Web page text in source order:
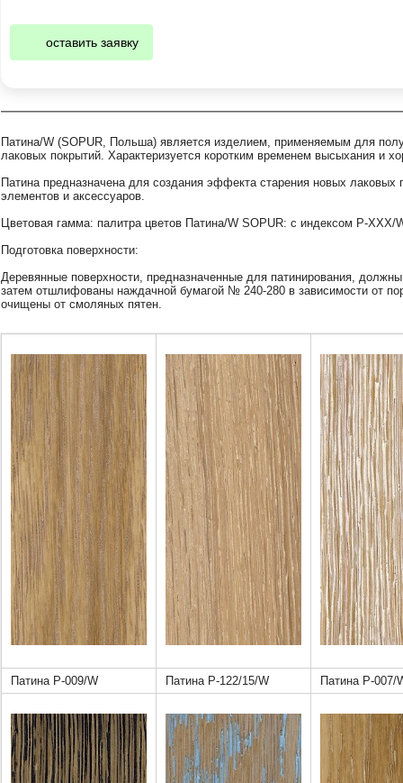
оставить заявку
Патина/W (SOPUR, Польша) является изделием, применяемым для
лаковых покрытий. Характеризуется коротким временем высыхания и
Патина предназначена для создания эффекта старения новых
элементов и аксессуаров.
Цветовая гамма: палитра цветов Патина/W SOPUR: с индексом P-ХХХ/
Подготовка поверхности:
Деревянные поверхности, предназначенные для патинирования,
затем отшлифованы наждачной бумагой № 240-280 в зависимости от
очищены от смоляных пятен.
Патина Р-009/W Патина Р-122/15/W Патина Р-007/